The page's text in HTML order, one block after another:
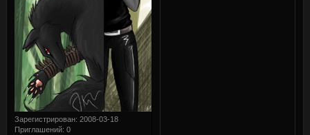
Зарегистрирован: 2008-03-18
Приглашений: 0